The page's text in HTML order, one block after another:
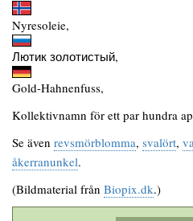
Nyresoleie,
Лютик золотистый,
Gold-Hahnenfuss,
Kollektivnamn för ett par hundra
Se även revsmörblomma, svalört,
åkerranunkel.
(Bildmaterial från Biopix.dk.)